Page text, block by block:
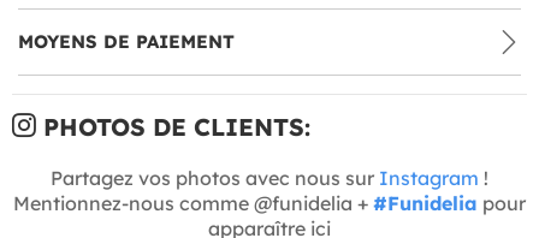
MOYENS DE PAIEMENT
PHOTOS DE CLIENTS:
Partagez vos photos avec nous sur Instagram !
Mentionnez-nous comme @funidelia + #Funidelia pour
apparaître ici